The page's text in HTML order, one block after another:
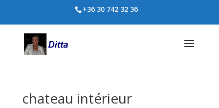
+36 30 742 32 36
chateau intérieur